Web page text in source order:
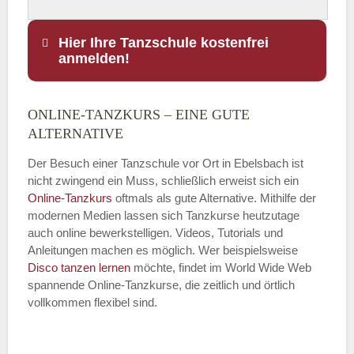
Hier Ihre Tanzschule kostenfrei
anmelden!
Name
E-Mail*
Name der Tanzschule
ONLINE-TANZKURS – EINE GUTE
ALTERNATIVE
Der Besuch einer Tanzschule vor Ort in Ebelsbach ist
nicht zwingend ein Muss, schließlich erweist sich ein
Online-Tanzkurs oftmals als gute Alternative. Mithilfe der
modernen Medien lassen sich Tanzkurse heutzutage
auch online bewerkstelligen. Videos, Tutorials und
Anleitungen machen es möglich. Wer beispielsweise
Disco tanzen lernen möchte, findet im World Wide Web
spannende Online-Tanzkurse, die zeitlich und örtlich
vollkommen flexibel sind.